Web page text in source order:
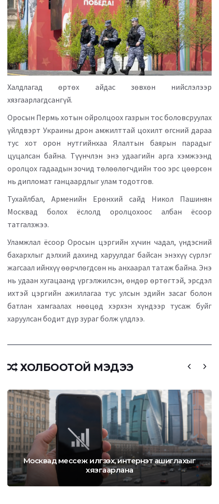
Халдлагад өртөх айдас зөвхөн нийслэлээр
хязгаарлагдсангүй.
Оросын Пермь хотын ойролцоох газрын тос боловсруулах
үйлдвэрт Украины дрон амжилттай цохилт өгсний дараа
тус хот орон нутгийнхаа Ялалтын баярын парадыг
цуцалсан байна. Түүнчлэн энэ удаагийн арга хэмжээнд
оролцох гадаадын зочид төлөөлөгчдийн тоо эрс цөөрсөн
нь дипломат ганцаардлыг улам тодотгов.
Тухайлбал, Арменийн Ерөнхий сайд Никол Пашинян
Москвад болох ёслолд оролцохоос албан ёсоор
татгалзжээ.
Уламжлал ёсоор Оросын цэргийн хүчин чадал, үндэсний
бахархлыг дэлхий дахинд харуулдаг байсан энэхүү сүрлэг
жагсаал ийнхүү өөрчлөгдсөн нь анхаарал татаж байна. Энэ
нь удаан хугацаанд үргэлжилсэн, өндөр өртөгтэй, эрсдэл
ихтэй цэргийн ажиллагаа тус улсын эдийн засаг болон
батлан хамгаалах нөөцөд хэрхэн хүндээр тусаж буйг
харуулсан бодит дүр зураг болж үлдлээ.
ХОЛБООТОЙ МЭДЭЭ
Москвад мессеж илгээх, интернэт ашиглахыг
хязгаарлана